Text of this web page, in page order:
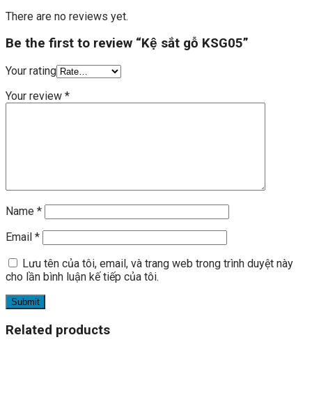
There are no reviews yet.
Be the first to review “Kệ sắt gỗ KSG05”
Your rating
Your review *
Name *
Email *
Lưu tên của tôi, email, và trang web trong trình duyệt này
cho lần bình luận kế tiếp của tôi.
Related products